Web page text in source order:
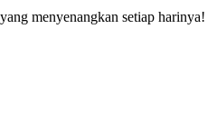
menyenangkan setiap harinya!